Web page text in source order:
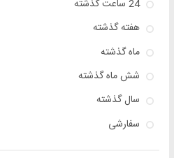
24 ساعت گذشته
هفته گذشته
ماه گذشته
شش ماه گذشته
سال گذشته
سفارشی